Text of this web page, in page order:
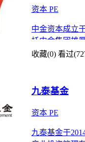
资本 PE
中金资本成立
托中金集团雄
收藏(0) 看过
九泰基金
资本 PE
九泰基金于